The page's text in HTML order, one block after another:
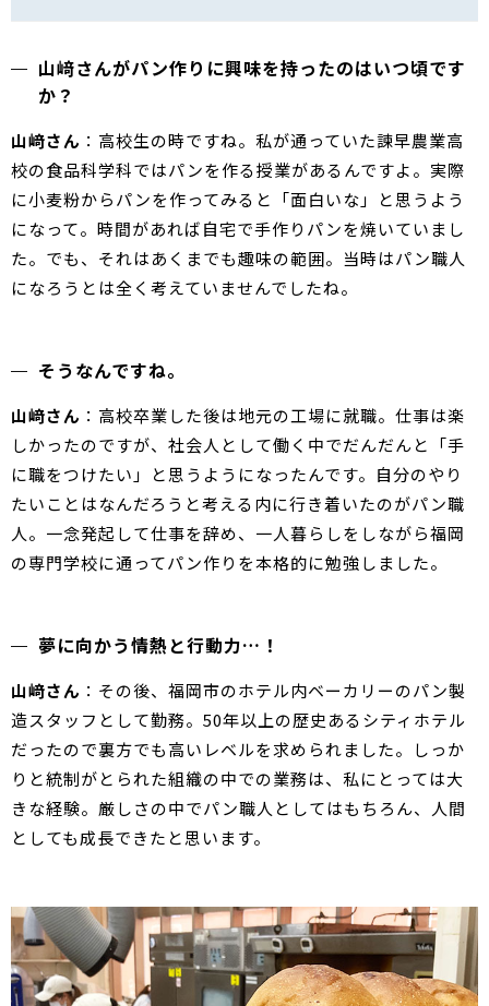
山﨑さんがパン作りに興味を持ったのはいつ頃です
か？
山﨑さん ：高校生の時ですね。私が通っていた諫早農業高
校の食品科学科ではパンを作る授業があるんですよ。実際
に小麦粉からパンを作ってみると「面白いな」と思うよう
になって。時間があれば自宅で手作りパンを焼いていまし
た。でも、それはあくまでも趣味の範囲。当時はパン職人
になろうとは全く考えていませんでしたね。
そうなんですね。
山﨑さん ：高校卒業した後は地元の工場に就職。仕事は楽
しかったのですが、社会人として働く中でだんだんと「手
に職をつけたい」と思うようになったんです。自分のやり
たいことはなんだろうと考える内に行き着いたのがパン職
人。一念発起して仕事を辞め、一人暮らしをしながら福岡
の専門学校に通ってパン作りを本格的に勉強しました。
夢に向かう情熱と行動力…！
山﨑さん ：その後、福岡市のホテル内ベーカリーのパン製
造スタッフとして勤務。50年以上の歴史あるシティホテル
だったので裏方でも高いレベルを求められました。しっか
りと統制がとられた組織の中での業務は、私にとっては大
きな経験。厳しさの中でパン職人としてはもちろん、人間
としても成長できたと思います。